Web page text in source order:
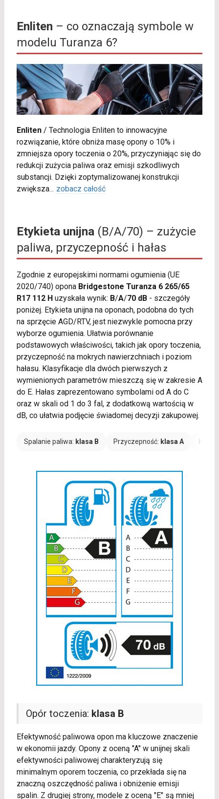
Enliten – co oznaczają symbole w
modelu Turanza 6?
Enliten/ Technologia Enliten to innowacyjne
rozwiązanie, które obniża masę opony o 10% i
zmniejsza opory toczenia o 20%, przyczyniając się do
redukcji zużycia paliwa oraz emisji szkodliwych
substancji. Dzięki zoptymalizowanej konstrukcji
zwiększa... zobacz całość
Etykieta unijna(B/A/70) – zużycie
paliwa, przyczepność i hałas
Zgodnie z europejskimi normami ogumienia (UE
2020/740) opona Bridgestone Turanza 6 265/65
R17 112 Huzyskała wynik: B/A/70 dB- szczegóły
poniżej. Etykieta unijna na oponach, podobna do tych
na sprzęcie AGD/RTV, jest niezwykle pomocna przy
wyborze ogumienia. Ułatwia porównanie
podstawowych właściwości, takich jak opory toczenia,
przyczepność na mokrych nawierzchniach i poziom
hałasu. Klasyfikacje dla dwóch pierwszych z
wymienionych parametrów mieszczą się w zakresie A
do E. Hałas zaprezentowano symbolami od A do C
oraz w skali od 1 do 3 fal, z dodatkową wartością w
dB, co ułatwia podjęcie świadomej decyzji zakupowej.
Spalanie paliwa: klasa B Przyczepność: klasa A Hałas:
Opór toczenia: klasa B
Efektywność paliwowa opon ma kluczowe znaczenie
w ekonomii jazdy. Opony z oceną "A" w unijnej skali
efektywności paliwowej charakteryzują się
minimalnym oporem toczenia, co przekłada się na
znaczną oszczędność paliwa i obniżenie emisji
spalin. Z drugiej strony, modele z oceną "E" są mniej